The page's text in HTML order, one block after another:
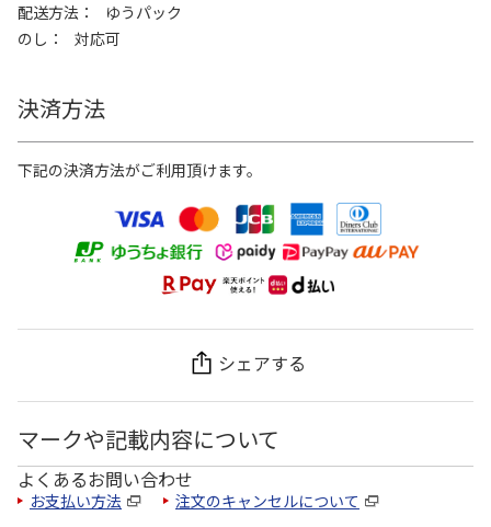
配送方法
ゆうパック
のし
対応可
決済方法
下記の決済方法がご利用頂けます。
シェアする
マークや記載内容について
よくあるお問い合わせ
お支払い方法 注文のキャンセルについて